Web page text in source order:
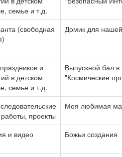
семье и т.д.
(свободная
Домик для
и
в детском
семье и т.д.
Выпускной бал в
"Космические
проекты
Моя любимая
и видео Божьи создания